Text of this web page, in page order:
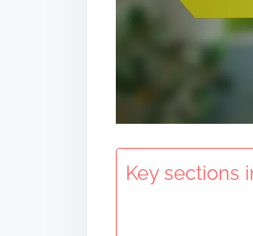
Key sections